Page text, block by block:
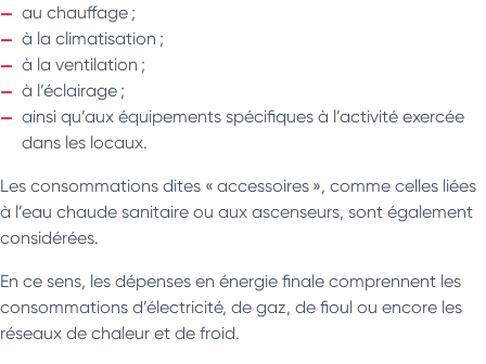
au chauffage ;
à la climatisation ;
à la ventilation ;
à l’éclairage ;
ainsi qu’aux équipements spécifiques à l’activité exercée
dans les locaux.
Les consommations dites « accessoires », comme celles liées
à l’eau chaude sanitaire ou aux ascenseurs, sont également
considérées.
En ce sens, les dépenses en énergie finale comprennent les
consommations d’électricité, de gaz, de fioul ou encore les
réseaux de chaleur et de froid.